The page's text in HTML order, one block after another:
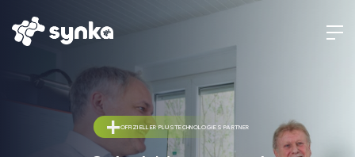
+OFFIZIELLER PLUSTECHNOLOGIES PARTNER